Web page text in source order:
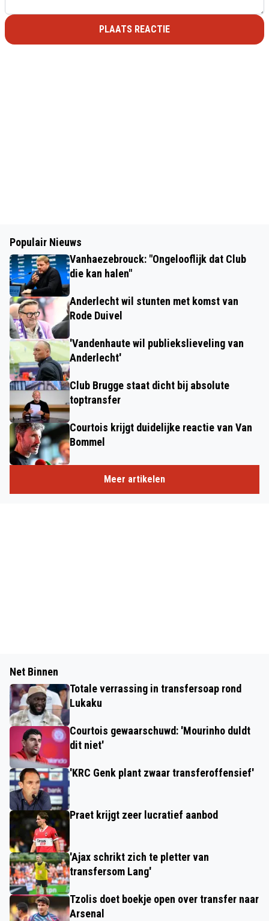
PLAATS REACTIE
Populair Nieuws
Vanhaezebrouck: "Ongelooflijk dat Club
die kan halen"
Anderlecht wil stunten met komst van
Rode Duivel
'Vandenhaute wil publiekslieveling van
Anderlecht'
Club Brugge staat dicht bij absolute
toptransfer
Courtois krijgt duidelijke reactie van Van
Bommel
Meer artikelen
Net Binnen
Totale verrassing in transfersoap rond
Lukaku
Courtois gewaarschuwd: 'Mourinho duldt
dit niet'
'KRC Genk plant zwaar transferoffensief'
Praet krijgt zeer lucratief aanbod
'Ajax schrikt zich te pletter van
transfersom Lang'
Tzolis doet boekje open over transfer naar
Arsenal